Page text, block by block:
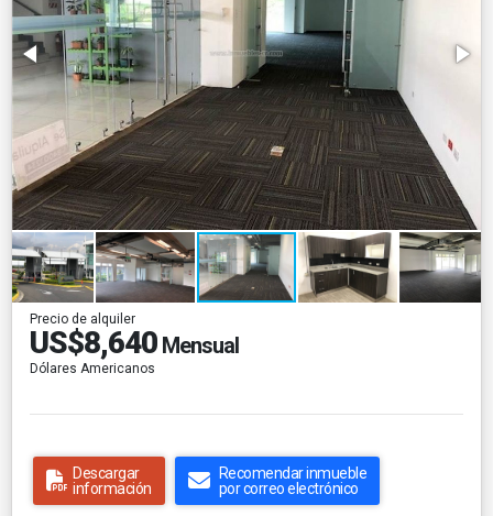
Precio de alquiler
US$8,640 Mensual
Dólares Americanos
Descargar
información
Recomendar inmueble
por correo electrónico